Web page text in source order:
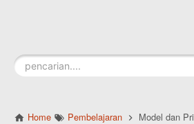
Home Pembelajaran Model dan Prinsip